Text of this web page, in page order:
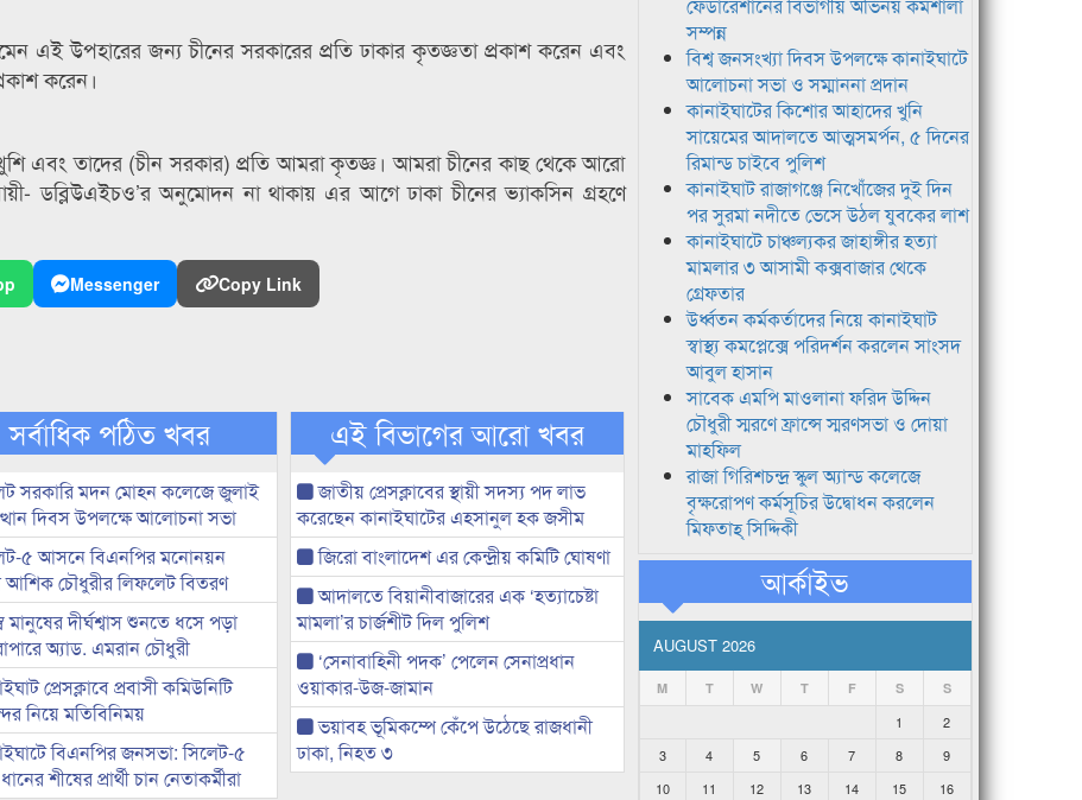
এই উপহারের জন্য চীনের সরকারের প্রতি ঢাকার কৃতজ্ঞতা প্রকাশ করেন এবং
করেন।
এবং তাদের (চীন সরকার) প্রতি আমরা কৃতজ্ঞ। আমরা চীনের কাছ থেকে আরো
ডব্লিউএইচও’র অনুমোদন না থাকায় এর আগে ঢাকা চীনের ভ্যাকসিন গ্রহণে
Messenger Copy Link
সর্বাধিক পঠিত খবর
সরকারি মদন মোহন কলেজে জুলাই
দিবস উপলক্ষে আলোচনা সভা
৫ আসনে বিএনপির মনোনয়ন
আশিক চৌধুরীর লিফলেট বিতরণ
মানুষের দীর্ঘশ্বাস শুনতে ধসে পড়া
অ্যাড. এমরান চৌধুরী
প্রেসক্লাবে প্রবাসী কমিউনিটি
নিয়ে মতিবিনিময়
বিএনপির জনসভা: সিলেট-৫
শীষের প্রার্থী চান নেতাকর্মীরা
এই বিভাগের আরো খবর
জাতীয় প্রেসক্লাবের স্থায়ী সদস্য পদ লাভ
করেছেন কানাইঘাটের এহসানুল হক জসীম
জিরো বাংলাদেশ এর কেন্দ্রীয় কমিটি ঘোষণা
আদালতে বিয়ানীবাজারের এক ‘হত্যাচেষ্টা
মামলা’র চার্জশীট দিল পুলিশ
‘সেনাবাহিনী পদক’ পেলেন সেনাপ্রধান
ওয়াকার-উজ-জামান
ভয়াবহ ভূমিকম্পে কেঁপে উঠেছে রাজধানী
ঢাকা, নিহত ৩
ফেডারেশানের বিভাগীয় অভিনয় কর্মশালা
সম্পন্ন
বিশ্ব জনসংখ্যা দিবস উপলক্ষে কানাইঘাটে
আলোচনা সভা ও সম্মাননা প্রদান
কানাইঘাটের কিশোর আহাদের খুনি
সায়েমের আদালতে আত্মসমর্পন, ৫ দিনের
রিমান্ড চাইবে পুলিশ
কানাইঘাট রাজাগঞ্জে নিখোঁজের দুই দিন
পর সুরমা নদীতে ভেসে উঠল যুবকের লাশ
কানাইঘাটে চাঞ্চল্যকর জাহাঙ্গীর হত্যা
মামলার ৩ আসামী কক্সবাজার থেকে
গ্রেফতার
উর্ধ্বতন কর্মকর্তাদের নিয়ে কানাইঘাট
স্বাস্থ্য কমপ্লেক্সে পরিদর্শন করলেন সাংসদ
আবুল হাসান
সাবেক এমপি মাওলানা ফরিদ উদ্দিন
চৌধুরী স্মরণে ফ্রান্সে স্মরণসভা ও দোয়া
মাহফিল
রাজা গিরিশচন্দ্র স্কুল অ্যান্ড কলেজে
বৃক্ষরোপণ কর্মসূচির উদ্বোধন করলেন
মিফতাহ্ সিদ্দিকী
আর্কাইভ
AUGUST 2026
M T W T F S S
1
2
3
4 5 6 7 8
9
10
11 12 13 14 15
16